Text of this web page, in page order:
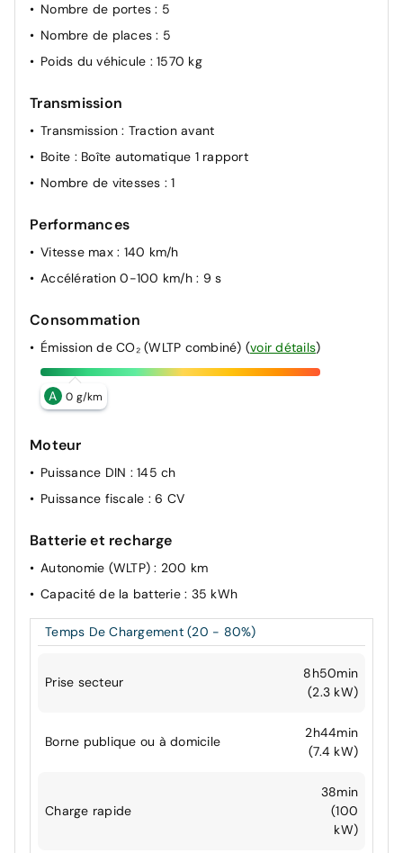
Nombre de portes: 5
Nombre de places: 5
Poids du véhicule : 1570 kg
Transmission
Transmission: Traction avant
Boite : Boîte automatique 1 rapport
Nombre de vitesses : 1
Performances
Vitesse max : 140 km/h
Accélération 0-100 km/h : 9 s
Consommation
Émission de CO₂ (WLTP combiné) (voir détails)
A 0 g/km
Moteur
Puissance DIN : 145 ch
Puissance fiscale : 6 CV
Batterie et recharge
Autonomie (WLTP): 200 km
Capacité de la batterie : 35 kWh
Temps De Chargement (20 - 80%)
Prise secteur
8h50min
(2.3 kW)
Borne publique ou à domicile
2h44min
(7.4 kW)
Charge rapide
38min
(100
kW)